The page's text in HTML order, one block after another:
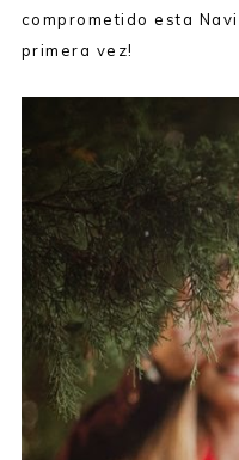
comprometido esta
primera vez!